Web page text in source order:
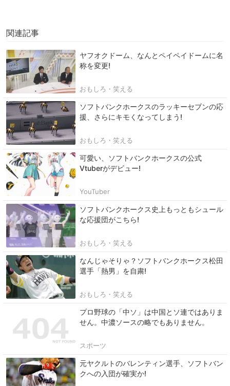
関連記事
ヤフオクドーム、なんとペイペイドームに名
称を変更!
おもしろ・笑える
ソフトバンクホークスのラッキーセブンの応
援、さらにキモくなってしまう!
おもしろ・笑える
可愛い、ソフトバンクホークスの公式
Vtuberがデビュー!
YouTuber
ソフトバンクホークス史上もっともシュール
な応援団がこちら!
おもしろ・笑える
なんじゃそりゃ？ソフトバンクホークス松田
選手「熱男」を自粛!
おもしろ・笑える
プロ野球の「中ソ」は中国とソ連ではありま
せん。中濃ソースの略でもありません。
スポーツ
元ヤクルトのバレンティン選手、ソフトバン
クへの入団が確実か!